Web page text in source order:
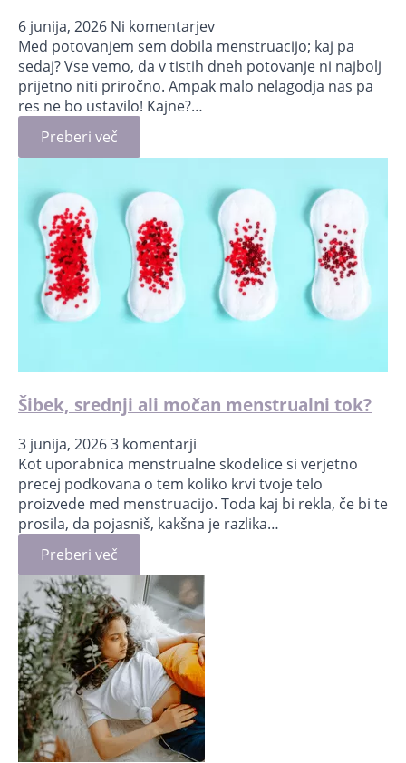
6 junija, 2026 Ni komentarjev
Med potovanjem sem dobila menstruacijo; kaj pa
sedaj? Vse vemo, da v tistih dneh potovanje ni najbolj
prijetno niti priročno. Ampak malo nelagodja nas pa
res ne bo ustavilo! Kajne?…
Preberi več
Šibek, srednji ali močan menstrualni tok?
3 junija, 20263 komentarji
Kot uporabnica menstrualne skodelice si verjetno
precej podkovana o tem koliko krvi tvoje telo
proizvede med menstruacijo. Toda kaj bi rekla, če bi te
prosila, da pojasniš, kakšna je razlika…
Preberi več